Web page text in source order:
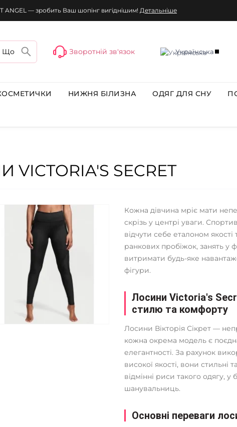
ANGEL — зробить Ваш шопінг вигіднішим! Детальніше
Зворотній зв'язок Українська
НИЖНЯ БІЛИЗНА ОДЯГ ДЛЯ СНУ
SECRET
Кожна дівчина мріє мати
скрізь у центрі уваги.
відчути себе еталоном
ранкових пробіжок, занять у
витримати будь-яке
фігури.
Лосини Victoria's
стилю та комфорту
Лосини Вікторія Сікрет —
кожна окрема модель є
елегантності. За рахунок
високої якості, вони стильні
відмінні риси такого одягу,
шанувальниць.
Основні переваги